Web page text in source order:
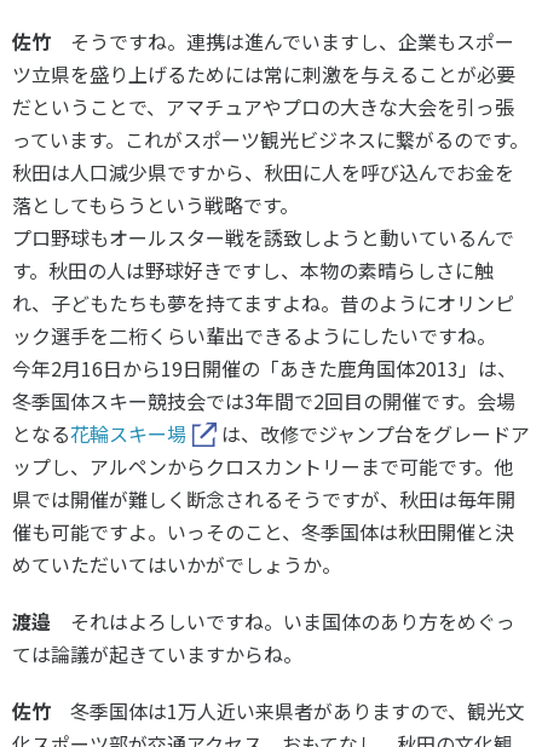
佐竹 そうですね。連携は進んでいますし、企業もスポー
ツ立県を盛り上げるためには常に刺激を与えることが必要
だということで、アマチュアやプロの大きな大会を引っ張
っています。これがスポーツ観光ビジネスに繋がるのです。
秋田は人口減少県ですから、秋田に人を呼び込んでお金を
落としてもらうという戦略です。
プロ野球もオールスター戦を誘致しようと動いているんで
す。秋田の人は野球好きですし、本物の素晴らしさに触
れ、子どもたちも夢を持てますよね。昔のようにオリンピ
ック選手を二桁くらい輩出できるようにしたいですね。
今年2月16日から19日開催の「あきた鹿角国体2013」は、
冬季国体スキー競技会では3年間で2回目の開催です。会場
となる花輪スキー場
は、改修でジャンプ台をグレードア
ップし、アルペンからクロスカントリーまで可能です。他
県では開催が難しく断念されるそうですが、秋田は毎年開
催も可能ですよ。いっそのこと、冬季国体は秋田開催と決
めていただいてはいかがでしょうか。
渡邉 それはよろしいですね。いま国体のあり方をめぐっ
ては論議が起きていますからね。
佐竹 冬季国体は1万人近い来県者がありますので、観光文